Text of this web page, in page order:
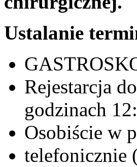
Ustalanie
Rejestarcja
godzinach
Osobiście w
telefonicznie